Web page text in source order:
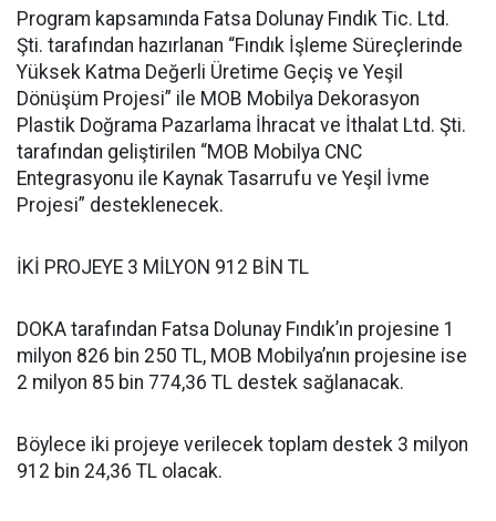
Program kapsamında Fatsa Dolunay Fındık Tic. Ltd.
Şti. tarafından hazırlanan “Fındık İşleme Süreçlerinde
Yüksek Katma Değerli Üretime Geçiş ve Yeşil
Dönüşüm Projesi” ile MOB Mobilya Dekorasyon
Plastik Doğrama Pazarlama İhracat ve İthalat Ltd. Şti.
tarafından geliştirilen “MOB Mobilya CNC
Entegrasyonu ile Kaynak Tasarrufu ve Yeşil İvme
Projesi” desteklenecek.
İKİ PROJEYE 3 MİLYON 912 BİN TL
DOKA tarafından Fatsa Dolunay Fındık’ın projesine 1
milyon 826 bin 250 TL, MOB Mobilya’nın projesine ise
2 milyon 85 bin 774,36 TL destek sağlanacak.
Böylece iki projeye verilecek toplam destek 3 milyon
912 bin 24,36 TL olacak.